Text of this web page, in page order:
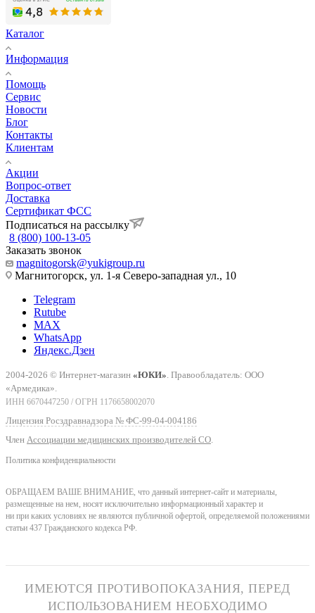
Каталог
Информация
Помощь
Сервис
Новости
Блог
Контакты
Клиентам
Акции
Вопрос-ответ
Доставка
Сертификат ФСС
Подписаться на рассылку
8 (800) 100-13-05
Заказать звонок
magnitogorsk@yukigroup.ru
Магнитогорск, ул. 1-я Северо-западная ул., 10
Telegram
Rutube
MAX
WhatsApp
Яндекс.Дзен
2004-2026 © Интернет-магазин «ЮКИ» . Правообладатель: ООО
«Армедика».
ИНН 6670447250 / ОГРН 1176658002070
Лицензия Росздравнадзора № ФС-99-04-004186
Член Ассоциации медицинских производителей СО
Политика конфиденциальности
ОБРАЩАЕМ ВАШЕ ВНИМАНИЕ, что данный интернет-сайт и материалы,
размещенные на нем, носят исключительно информационный характер и
ни при каких условиях не являются публичной офертой, определяемой положениями
статьи 437 Гражданского кодекса РФ.
ИМЕЮТСЯ ПРОТИВОПОКАЗАНИЯ, ПЕРЕД
ИСПОЛЬЗОВАНИЕМ НЕОБХОДИМО